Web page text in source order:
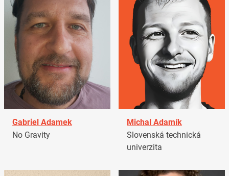
Gabriel Adamek
No Gravity
Michal Adamík
Slovenská technická
univerzita